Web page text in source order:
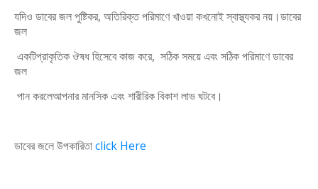
যদিও ডাবের জল পুষ্টিকর, অতিরিক্ত পরিমাণে খাওয়া কখনোই স্বাস্থ্যকর নয়।ডাবের
জল
একটিপ্রাকৃতিক ঔষধ হিসেবে কাজ করে, সঠিক সময়ে এবং সঠিক পরিমাণে ডাবের
জল
পান করলেআপনার মানসিক এবং শারীরিক বিকাশ লাভ ঘটবে।
ডাবের জলে উপকারিতাclick Here